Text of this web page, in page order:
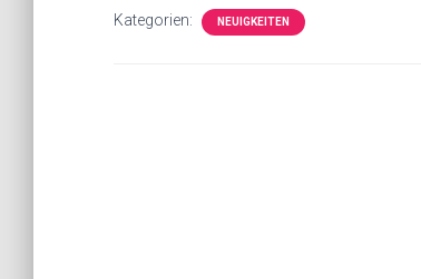
Kategorien: NEUIGKEITEN